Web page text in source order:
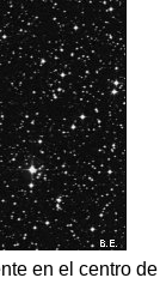
en el centro